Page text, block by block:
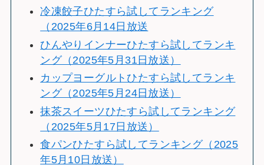
冷凍餃子ひたすら試してランキング
（2025年6月14日放送
ひんやりインナーひたすら試してランキ
ング（2025年5月31日放送）
カップヨーグルトひたすら試してランキ
ング（2025年5月24日放送）
抹茶スイーツひたすら試してランキング
（2025年5月17日放送）
食パンひたすら試してランキング（2025
年5月10日放送）